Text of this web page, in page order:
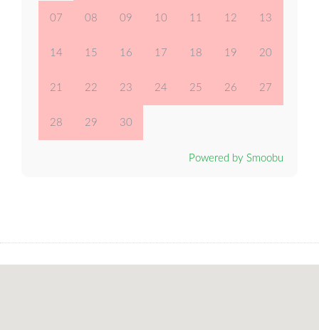
07 08 09 10 11 12 13
14 15 16 17 18 19 20
21 22 23 24 25 26 27
28 29 30
Powered by Smoobu